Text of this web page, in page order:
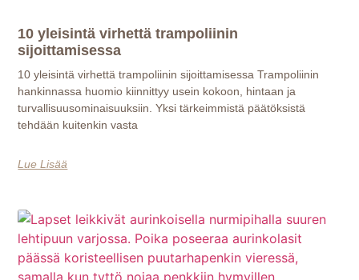
10 yleisintä virhettä trampoliinin
sijoittamisessa
10 yleisintä virhettä trampoliinin sijoittamisessa Trampoliinin
hankinnassa huomio kiinnittyy usein kokoon, hintaan ja
turvallisuusominaisuuksiin. Yksi tärkeimmistä päätöksistä
tehdään kuitenkin vasta
Lue Lisää